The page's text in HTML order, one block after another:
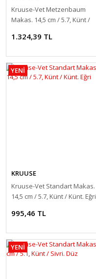
Kruuse-Vet Metzenbaum
Makas. 14,5 cm / 5.7, Künt /
1.324,39 TL
YENİ
KRUUSE
Kruuse-Vet Standart Makas.
14,5 cm / 5.7, Künt / Künt. Eğri
995,46 TL
YENİ